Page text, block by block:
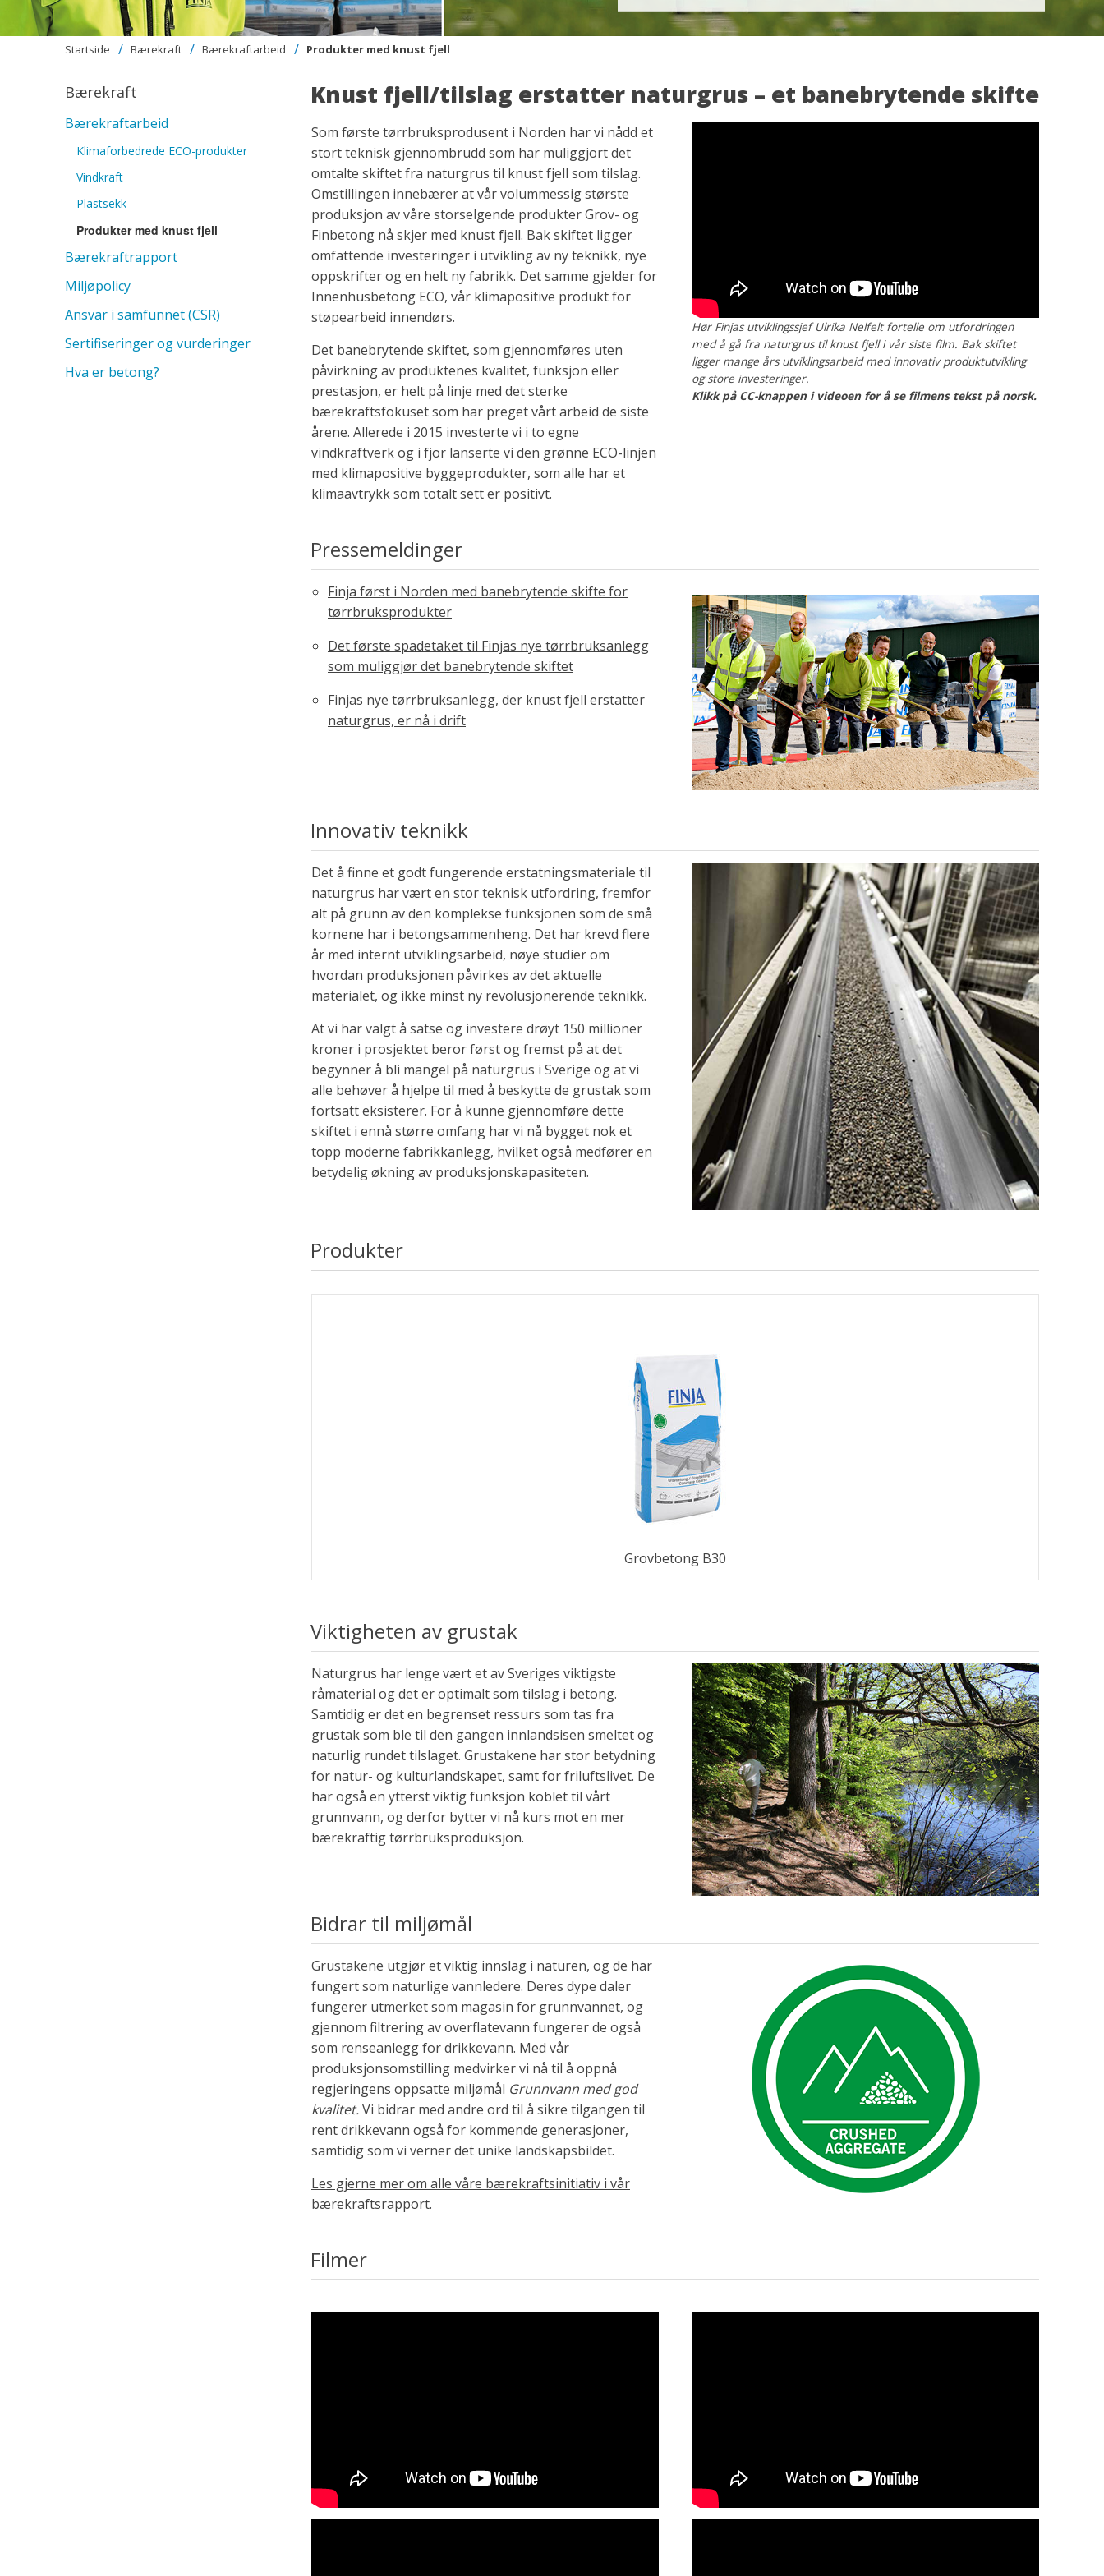
Startside Bærekraft Bærekraftarbeid Produkter med knust fjell
Bærekraft
Bærekraftarbeid
Klimaforbedrede ECO-produkter
Vindkraft
Plastsekk
Produkter med knust fjell
Bærekraftrapport
Miljøpolicy
Ansvar i samfunnet (CSR)
Sertifiseringer og vurderinger
Hva er betong?
Knust fjell/tilslag erstatter naturgrus – et banebrytende skifte
Som første tørrbruksprodusent i Norden har vi nådd et
stort teknisk gjennombrudd som har muliggjort det
omtalte skiftet fra naturgrus til knust fjell som tilslag.
Omstillingen innebærer at vår volummessig største
produksjon av våre storselgende produkter Grov- og
Finbetong nå skjer med knust fjell. Bak skiftet ligger
omfattende investeringer i utvikling av ny teknikk, nye
oppskrifter og en helt ny fabrikk. Det samme gjelder for
Innenhusbetong ECO, vår klimapositive produkt for
støpearbeid innendørs.
Det banebrytende skiftet, som gjennomføres uten
påvirkning av produktenes kvalitet, funksjon eller
prestasjon, er helt på linje med det sterke
bærekraftsfokuset som har preget vårt arbeid de siste
årene. Allerede i 2015 investerte vi i to egne
vindkraftverk og i fjor lanserte vi den grønne ECO-linjen
med klimapositive byggeprodukter, som alle har et
klimaavtrykk som totalt sett er positivt.
Hør Finjas utviklingssjef Ulrika Nelfelt fortelle om utfordringen
med å gå fra naturgrus til knust fjell i vår siste film. Bak skiftet
ligger mange års utviklingsarbeid med innovativ produktutvikling
og store investeringer.
Klikk på CC-knappen i videoen for å se filmens tekst på norsk.
Pressemeldinger
Finja først i Norden med banebrytende skifte for
tørrbruksprodukter
Det første spadetaket til Finjas nye tørrbruksanlegg
som muliggjør det banebrytende skiftet
Finjas nye tørrbruksanlegg, der knust fjell erstatter
naturgrus, er nå i drift
Innovativ teknikk
Det å finne et godt fungerende erstatningsmateriale til
naturgrus har vært en stor teknisk utfordring, fremfor
alt på grunn av den komplekse funksjonen som de små
kornene har i betongsammenheng. Det har krevd flere
år med internt utviklingsarbeid, nøye studier om
hvordan produksjonen påvirkes av det aktuelle
materialet, og ikke minst ny revolusjonerende teknikk.
At vi har valgt å satse og investere drøyt 150 millioner
kroner i prosjektet beror først og fremst på at det
begynner å bli mangel på naturgrus i Sverige og at vi
alle behøver å hjelpe til med å beskytte de grustak som
fortsatt eksisterer. For å kunne gjennomføre dette
skiftet i ennå større omfang har vi nå bygget nok et
topp moderne fabrikkanlegg, hvilket også medfører en
betydelig økning av produksjonskapasiteten.
Produkter
Grovbetong B30
Viktigheten av grustak
Naturgrus har lenge vært et av Sveriges viktigste
råmaterial og det er optimalt som tilslag i betong.
Samtidig er det en begrenset ressurs som tas fra
grustak som ble til den gangen innlandsisen smeltet og
naturlig rundet tilslaget. Grustakene har stor betydning
for natur- og kulturlandskapet, samt for friluftslivet. De
har også en ytterst viktig funksjon koblet til vårt
grunnvann, og derfor bytter vi nå kurs mot en mer
bærekraftig tørrbruksproduksjon.
Bidrar til miljømål
Grustakene utgjør et viktig innslag i naturen, og de har
fungert som naturlige vannledere. Deres dype daler
fungerer utmerket som magasin for grunnvannet, og
gjennom filtrering av overflatevann fungerer de også
som renseanlegg for drikkevann. Med vår
produksjonsomstilling medvirker vi nå til å oppnå
regjeringens oppsatte miljømål Grunnvann med god
kvalitet.Vi bidrar med andre ord til å sikre tilgangen til
rent drikkevann også for kommende generasjoner,
samtidig som vi verner det unike landskapsbildet.
Les gjerne mer om alle våre bærekraftsinitiativ i vår
bærekraftsrapport.
Filmer